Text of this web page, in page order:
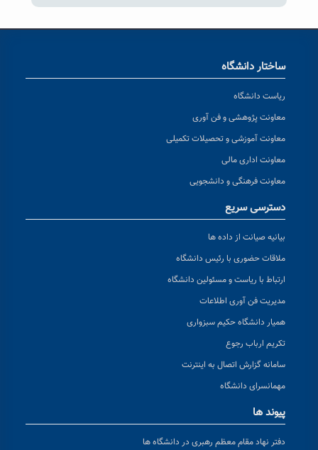
ساختار دانشگاه
ریاست دانشگاه
معاونت پژوهشی و فن آوری
معاونت آموزشی و تحصیلات تکمیلی
معاونت اداری مالی
معاونت فرهنگی و دانشجویی
دسترسی سریع
بیانیه صیانت از داده ها
ملاقات حضوری با رئیس دانشگاه
ارتباط با ریاست و مسئولین دانشگاه
مدیریت فن آوری اطلاعات
همیار دانشگاه حکیم سبزواری
تکریم ارباب رجوع
سامانه گزارش اتصال به اینترنت
مهمانسرای دانشگاه
پیوند ها
دفتر نهاد مقام معظم رهبری در دانشگاه ها